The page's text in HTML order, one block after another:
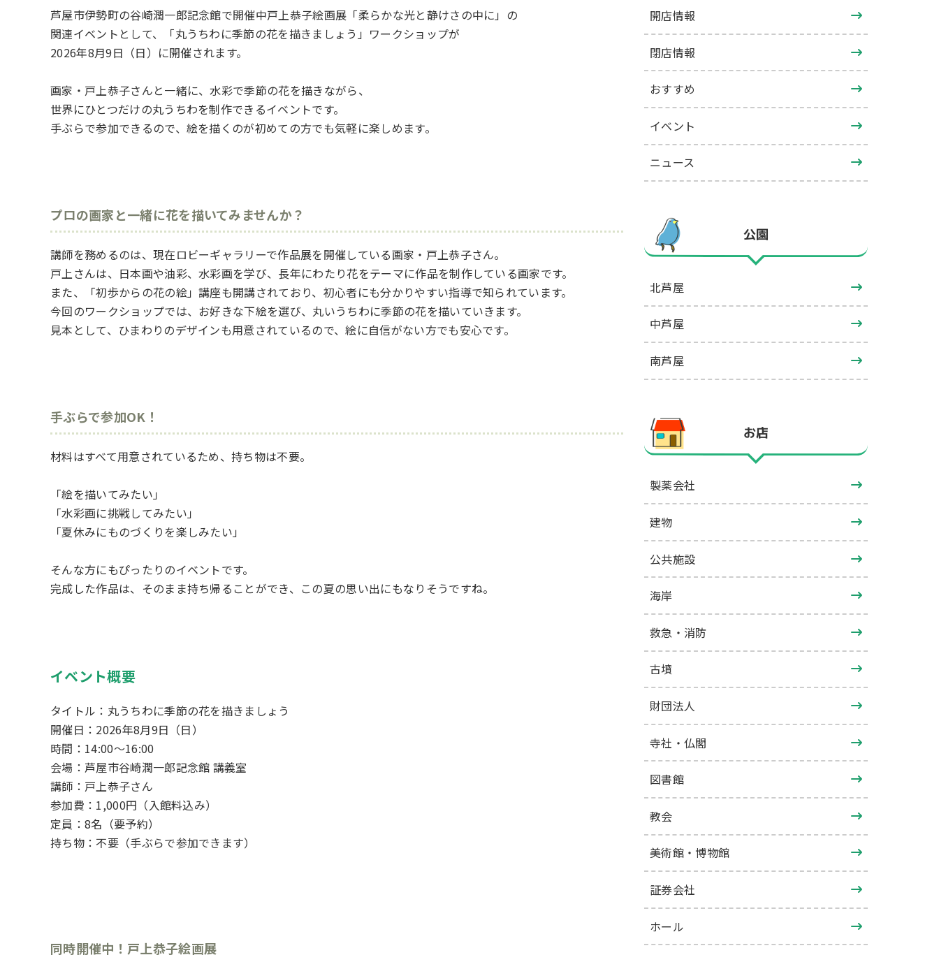
芦屋市伊勢町の谷崎潤一郎記念館で開催中戸上恭子絵画展「柔らかな光と静けさの中に」の
関連イベントとして、「丸うちわに季節の花を描きましょう」ワークショップが
2026年8月9日（日）に開催されます。
画家・戸上恭子さんと一緒に、水彩で季節の花を描きながら、
世界にひとつだけの丸うちわを制作できるイベントです。
手ぶらで参加できるので、絵を描くのが初めての方でも気軽に楽しめます。
プロの画家と一緒に花を描いてみませんか？
講師を務めるのは、現在ロビーギャラリーで作品展を開催している画家・戸上恭子さん。
戸上さんは、日本画や油彩、水彩画を学び、長年にわたり花をテーマに作品を制作している画家です。
また、「初歩からの花の絵」講座も開講されており、初心者にも分かりやすい指導で知られています。
今回のワークショップでは、お好きな下絵を選び、丸いうちわに季節の花を描いていきます。
見本として、ひまわりのデザインも用意されているので、絵に自信がない方でも安心です。
手ぶらで参加OK！
材料はすべて用意されているため、持ち物は不要。
「絵を描いてみたい」
「水彩画に挑戦してみたい」
「夏休みにものづくりを楽しみたい」
そんな方にもぴったりのイベントです。
完成した作品は、そのまま持ち帰ることができ、この夏の思い出にもなりそうですね。
イベント概要
タイトル：丸うちわに季節の花を描きましょう
開催日：2026年8月9日（日）
時間：14:00～16:00
会場：芦屋市谷崎潤一郎記念館 講義室
講師：戸上恭子さん
参加費：1,000円（入館料込み）
定員：8名（要予約）
持ち物：不要（手ぶらで参加できます）
同時開催中！戸上恭子絵画展
開店情報
閉店情報
おすすめ
イベント
ニュース
公園
北芦屋
中芦屋
南芦屋
お店
製薬会社
建物
公共施設
海岸
救急・消防
古墳
財団法人
寺社・仏閣
図書館
教会
美術館・博物館
証券会社
ホール